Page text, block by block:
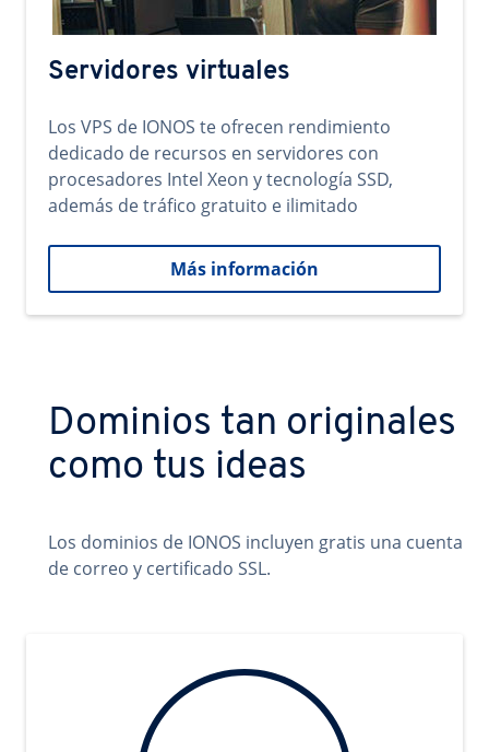
Servidores virtuales
Los VPS de IONOS te ofrecen rendimiento
dedicado de recursos en servidores con
procesadores Intel Xeon y tecnología SSD,
además de tráfico gratuito e ilimitado
Más información
Dominios tan originales
como tus ideas
Los dominios de IONOS incluyen gratis una cuenta
de correo y certificado SSL.